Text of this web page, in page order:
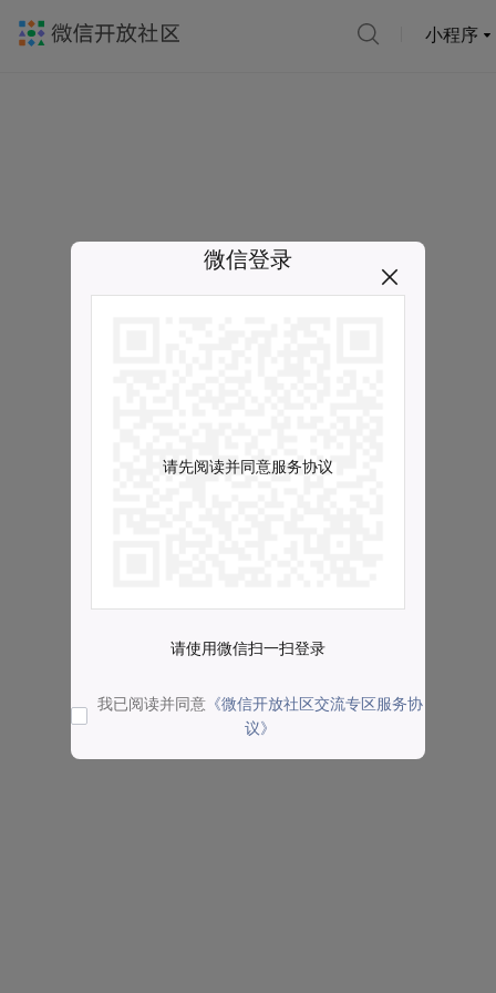
小程序
微信登录
请先阅读并同意服务协议
请使用微信扫一扫登录
我已阅读并同意 《微信开放社区交流专区服务协
议》